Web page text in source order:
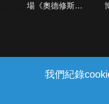
我們紀錄
場《奧德修斯